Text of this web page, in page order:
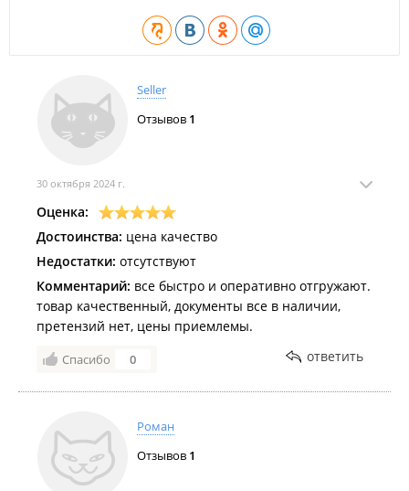
Seller
Отзывов 1
30 октября 2024 г.
Оценка:
Достоинства: цена качество
Недостатки: отсутствуют
Комментарий: все быстро и оперативно отгружают.
товар качественный, документы все в наличии,
претензий нет, цены приемлемы.
Спасибо 0 ответить
Роман
Отзывов 1